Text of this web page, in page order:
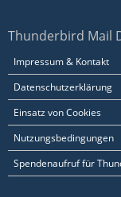
Thunderbird Mail
Impressum & Kontakt
Datenschutzerklärung
Einsatz von Cookies
Nutzungsbedingungen
Spendenaufruf für